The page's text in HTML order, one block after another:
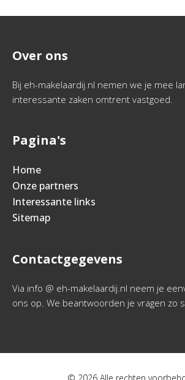
Over ons
Bij eh-makelaardij.nl nemen we je mee
interessante zaken omtrent vastgoed.
Pagina's
Home
Onze partners
Interessante links
Sitemap
Contactgegevens
Via info @ eh-makelaardij.nl neem je
ons op. We beantwoorden je vragen zo